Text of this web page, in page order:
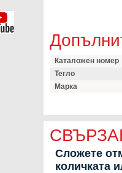
Каталожен номер
Тегло
Марка
Сложете
количката